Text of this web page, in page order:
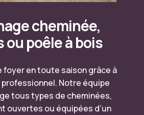
cheminée,
ou poêle à bois
en toute saison grâce à
professionnel. Notre équipe
tous types de cheminées,
ouvertes ou équipées d’un